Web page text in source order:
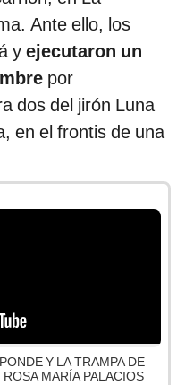
Ante ello, los
y ejecutaron un
por
dos del jirón Luna
en el frontis de una
Y LA TRAMPA DE
MARÍA PALACIOS